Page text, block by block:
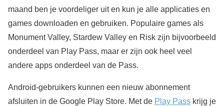
maand ben je voordeliger uit en kun je alle applicaties en
games downloaden en gebruiken. Populaire games als
Monument Valley, Stardew Valley en Risk zijn bijvoorbeeld
onderdeel van Play Pass, maar er zijn ook heel veel
andere apps onderdeel van de Pass.
Android-gebruikers kunnen een nieuw abonnement
afsluiten in de Google Play Store. Met de Play Pass krijg je